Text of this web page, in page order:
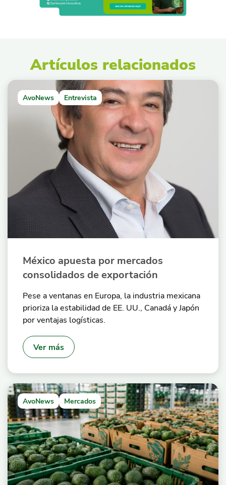
Artículos relacionados
AvoNews Entrevista
México apuesta por mercados
consolidados de exportación
Pese a ventanas en Europa, la industria mexicana
prioriza la estabilidad de EE. UU., Canadá y Japón
por ventajas logísticas.
Ver más
AvoNews Mercados